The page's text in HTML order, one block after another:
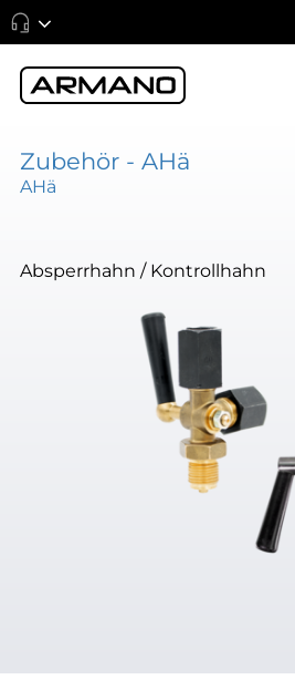
Zubehör - AHä
AHä
Absperrhahn / Kontrollhahn